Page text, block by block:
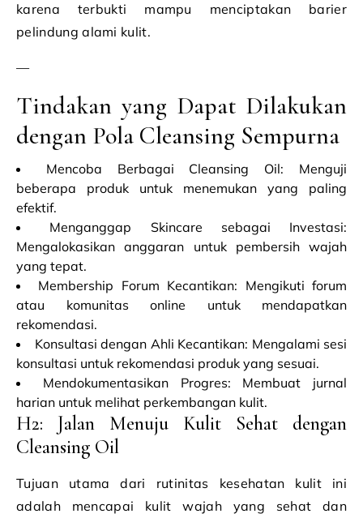
karena terbukti mampu menciptakan barier
pelindung alami kulit.
—
Tindakan yang Dapat Dilakukan
dengan Pola Cleansing Sempurna
Mencoba Berbagai Cleansing Oil: Menguji
beberapa produk untuk menemukan yang paling
efektif.
Menganggap Skincare sebagai Investasi:
Mengalokasikan anggaran untuk pembersih wajah
yang tepat.
Membership Forum Kecantikan: Mengikuti forum
atau komunitas online untuk mendapatkan
rekomendasi.
Konsultasi dengan Ahli Kecantikan: Mengalami sesi
konsultasi untuk rekomendasi produk yang sesuai.
Mendokumentasikan Progres: Membuat jurnal
harian untuk melihat perkembangan kulit.
H2: Jalan Menuju Kulit Sehat dengan
Cleansing Oil
Tujuan utama dari rutinitas kesehatan kulit ini
adalah mencapai kulit wajah yang sehat dan